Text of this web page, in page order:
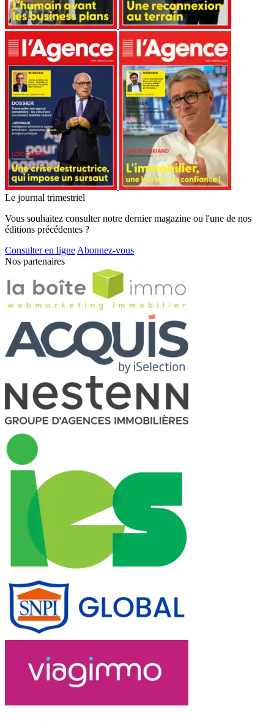
Le journal trimestriel
Vous souhaitez consulter notre dernier magazine ou l'une de nos
éditions précédentes ?
Consulter en ligne Abonnez-vous
Nos partenaires